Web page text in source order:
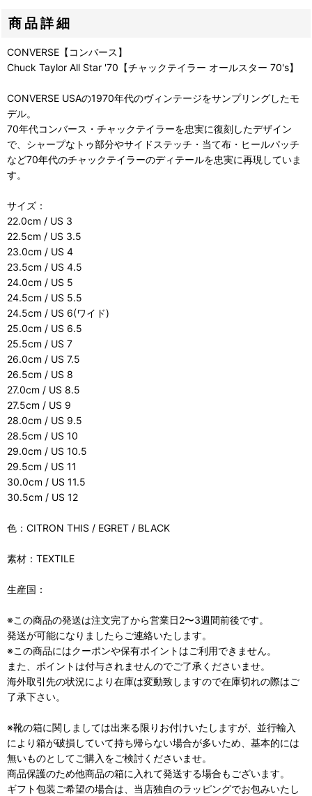
商品詳細
CONVERSE【コンバース】
Chuck Taylor All Star '70【チャックテイラー オールスター 70's】
CONVERSE USAの1970年代のヴィンテージをサンプリングしたモ
デル。
70年代コンバース・チャックテイラーを忠実に復刻したデザイン
で、シャープなトゥ部分やサイドステッチ・当て布・ヒールパッチ
など70年代のチャックテイラーのディテールを忠実に再現していま
す。
サイズ：
22.0cm / US 3
22.5cm / US 3.5
23.0cm / US 4
23.5cm / US 4.5
24.0cm / US 5
24.5cm / US 5.5
24.5cm / US 6(ワイド)
25.0cm / US 6.5
25.5cm / US 7
26.0cm / US 7.5
26.5cm / US 8
27.0cm / US 8.5
27.5cm / US 9
28.0cm / US 9.5
28.5cm / US 10
29.0cm / US 10.5
29.5cm / US 11
30.0cm / US 11.5
30.5cm / US 12
色：CITRON THIS / EGRET / BLACK
素材：TEXTILE
生産国：
※この商品の発送は注文完了から営業日2〜3週間前後です。
発送が可能になりましたらご連絡いたします。
※この商品にはクーポンや保有ポイントはご利用できません。
また、ポイントは付与されませんのでご了承くださいませ。
海外取引先の状況により在庫は変動致しますので在庫切れの際はご
了承下さい。
※靴の箱に関しましては出来る限りお付けいたしますが、並行輸入
により箱が破損していて持ち帰らない場合が多いため、基本的には
無いものとしてご購入をご検討くださいませ。
商品保護のため他商品の箱に入れて発送する場合もございます。
ギフト包装ご希望の場合は、当店独自のラッピングでお包みいたし